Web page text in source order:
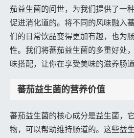
茄益生菌的问世，为我们提供了一
促进消化道的。将不同的风味融入
们的日常饮品变得更加有趣，也为
性。我们将蕃茄益生菌的多重好处
味搭配，让你在享受美味的滋养肠道
蕃茄益生菌的营养价值
蕃茄益生菌的核心成分是益生菌，
物，可以帮助维持肠道的。这些益